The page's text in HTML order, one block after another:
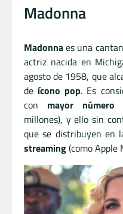
Madonna
Madonnaes una
actriz nacida en
agosto de 1958, que
deícono pop. Es
con mayor número
millones), y ello sin
que se distribuyen en
streaming(como Apple